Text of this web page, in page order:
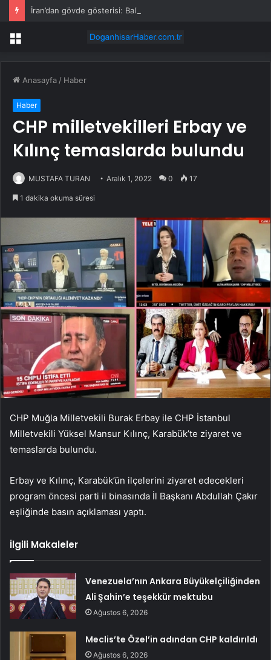
İran’dan gövde gösterisi: Balistik füzeler simge meydanda
Menü
Anasayfa / Haber
Haber
CHP milletvekilleri Erbay ve
Kılınç temaslarda bulundu
MUSTAFA TURAN Aralık 1, 2022 0 17
1 dakika okuma süresi
CHP Muğla Milletvekili Burak Erbay ile CHP İstanbul
Milletvekili Yüksel Mansur Kılınç, Karabük’te ziyaret ve
temaslarda bulundu.
Erbay ve Kılınç, Karabük’ün ilçelerini ziyaret edecekleri
program öncesi parti il ​​binasında İl Başkanı Abdullah Çakır
eşliğinde basın açıklaması yaptı.
İlgili Makaleler
Venezuela’nın Ankara Büyükelçiliğinden
Ali Şahin’e teşekkür mektubu
Ağustos 6, 2026
Meclis’te Özel’in adından CHP kaldırıldı
Ağustos 6, 2026